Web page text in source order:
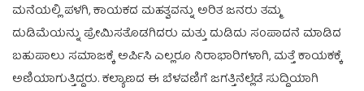
ಮನೆಯಲ್ಲಿ ಪಳಗಿ, ಕಾಯಕದ ಮಹತ್ವವನ್ನು ಅರಿತ ಜನರು ತಮ್ಮ
ದುಡಿಮೆಯನ್ನು ಪ್ರೇಮಿಸತೊಡಗಿದರು ಮತ್ತು ದುಡಿದು ಸಂಪಾದನೆ ಮಾಡಿದ
ಬಹುಪಾಲು ಸಮಾಜಕ್ಕೆ ಅರ್ಪಿಸಿ ಎಲ್ಲರೂ ನಿರಾಭಾರಿಗಳಾಗಿ, ಮತ್ತೆ ಕಾಯಕಕ್ಕೆ
ಅಣಿಯಾಗುತ್ತಿದ್ದರು. ಕಲ್ಯಾಣದ ಈ ಬೆಳವಣಿಗೆ ಜಗತ್ತಿನೆಲ್ಲೆಡೆ ಸುದ್ದಿಯಾಗಿ